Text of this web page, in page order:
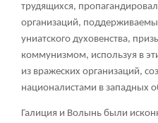
трудящихся,
организаций,
униатского духовенства,
коммунизмом, используя в
из вражеских организаций,
националистами в западных
Галиция и Волынь были